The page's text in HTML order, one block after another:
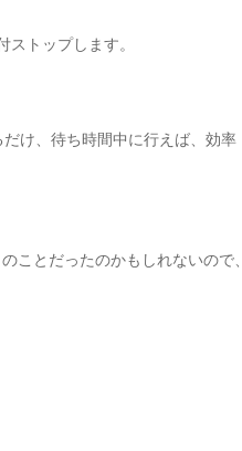
トップします。
け、待ち時間中に行えば、効率
ことだったのかもしれないので、